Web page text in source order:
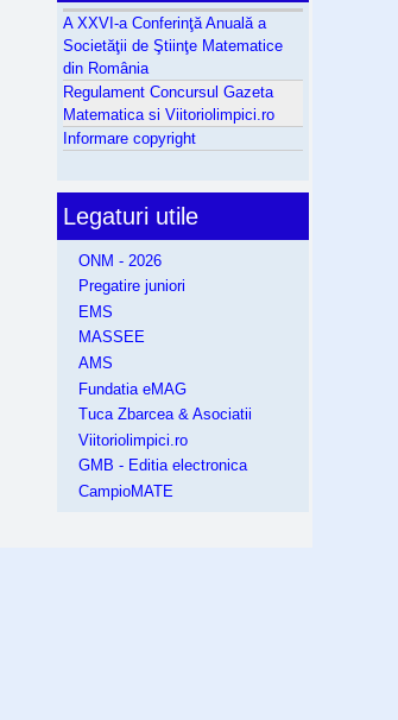
A XXVI-a Conferinţă Anuală a
Societăţii de Ştiinţe Matematice
din România
Regulament Concursul Gazeta
Matematica si Viitoriolimpici.ro
Informare copyright
Legaturi utile
ONM - 2026
Pregatire juniori
EMS
MASSEE
AMS
Fundatia eMAG
Tuca Zbarcea & Asociatii
Viitoriolimpici.ro
GMB - Editia electronica
CampioMATE